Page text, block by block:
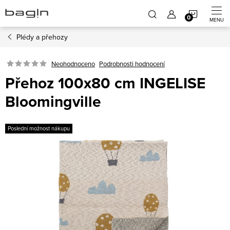
na
obsah
Plédy a přehozy
Neohodnoceno Podrobnosti hodnocení
Přehoz 100x80 cm INGELISE
Bloomingville
Poslední možnost nákupu